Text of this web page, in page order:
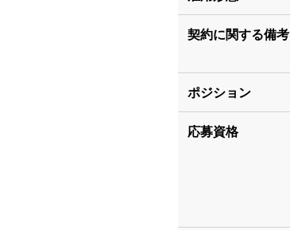
契約に関する備考
ポジション
応募資格